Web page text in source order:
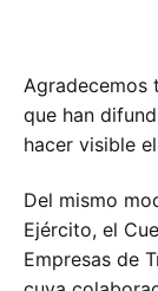
Agradecemos
que han
hacer visible
Del mismo
Ejército, el
Empresas de